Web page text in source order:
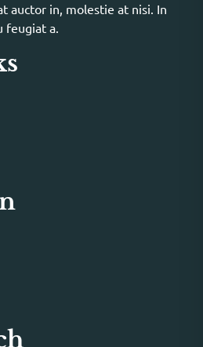
auctor in, molestie at nisi. In
feugiat a.